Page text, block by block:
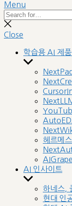
Menu
Search
for:
Close
search
Close
학습용 AI 제
Show
sub
menu
헤르메
AI 인사이트
Show
sub
menu
하네스,
현대 인